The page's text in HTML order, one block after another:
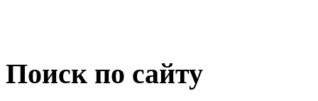
Поиск по сайту